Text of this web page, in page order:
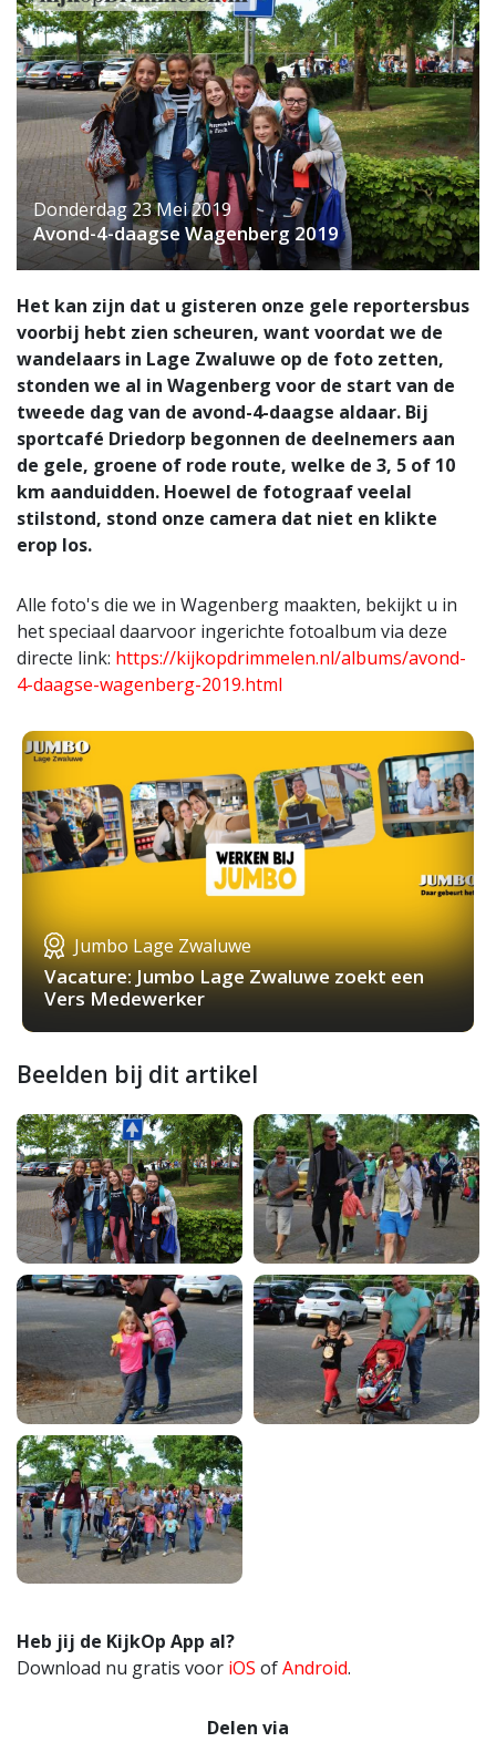
Donderdag 23 Mei 2019
Avond-4-daagse Wagenberg 2019
Het kan zijn dat u gisteren onze gele reportersbus
voorbij hebt zien scheuren, want voordat we de
wandelaars in Lage Zwaluwe op de foto zetten,
stonden we al in Wagenberg voor de start van de
tweede dag van de avond-4-daagse aldaar. Bij
sportcafé Driedorp begonnen de deelnemers aan
de gele, groene of rode route, welke de 3, 5 of 10
km aanduidden. Hoewel de fotograaf veelal
stilstond, stond onze camera dat niet en klikte
erop los.
Alle foto's die we in Wagenberg maakten, bekijkt u in
het speciaal daarvoor ingerichte fotoalbum via deze
directe link: https://kijkopdrimmelen.nl/albums/avond-
4-daagse-wagenberg-2019.html
Jumbo Lage Zwaluwe
Vacature: Jumbo Lage Zwaluwe zoekt een
Vers Medewerker
Beelden bij dit artikel
Heb jij de KijkOp App al?
Download nu gratis voor iOS ofAndroid.
Delen via